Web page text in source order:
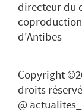
directeur du
d'Antibes
Copyright
droits
@